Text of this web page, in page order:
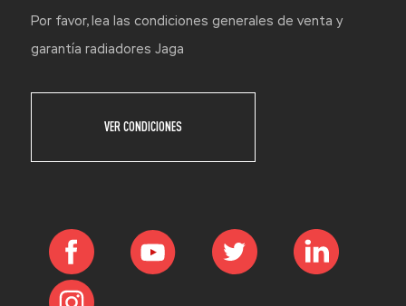
Por favor, lea las condiciones generales de venta y
garantía radiadores Jaga
VER CONDICIONES